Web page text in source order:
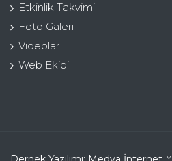
Etkinlik Takvimi
Foto Galeri
Videolar
Web Ekibi